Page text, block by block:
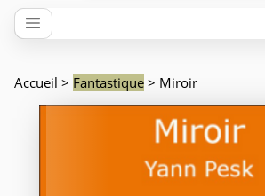
Accueil > Fantastique > Miroir